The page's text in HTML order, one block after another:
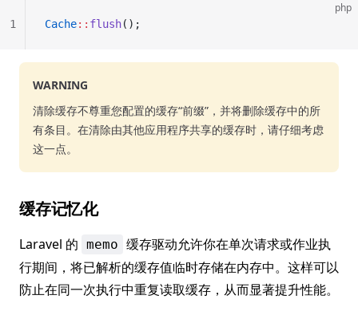
php
Cache:: flush();
1
WARNING
清除缓存不尊重您配置的缓存“前缀”，并将删除缓存中的所
有条目。在清除由其他应用程序共享的缓存时，请仔细考虑
这一点。
缓存记忆化
Laravel 的 memo 缓存驱动允许你在单次请求或作业执
行期间，将已解析的缓存值临时存储在内存中。这样可以
防止在同一次执行中重复读取缓存，从而显著提升性能。